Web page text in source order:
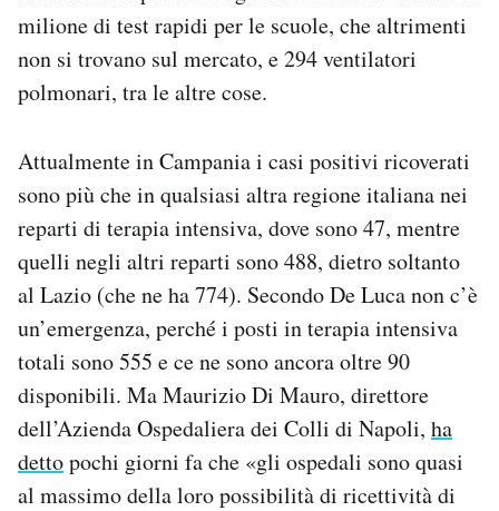
milione di test rapidi per le scuole, che altrimenti
non si trovano sul mercato, e 294 ventilatori
polmonari, tra le altre cose.
Attualmente in Campania i casi positivi ricoverati
sono più che in qualsiasi altra regione italiana nei
reparti di terapia intensiva, dove sono 47, mentre
quelli negli altri reparti sono 488, dietro soltanto
al Lazio (che ne ha 774). Secondo De Luca non c’è
un’emergenza, perché i posti in terapia intensiva
totali sono 555 e ce ne sono ancora oltre 90
disponibili. Ma Maurizio Di Mauro, direttore
dell’Azienda Ospedaliera dei Colli di Napoli, ha
dettopochi giorni fa che «gli ospedali sono quasi
al massimo della loro possibilità di ricettività di